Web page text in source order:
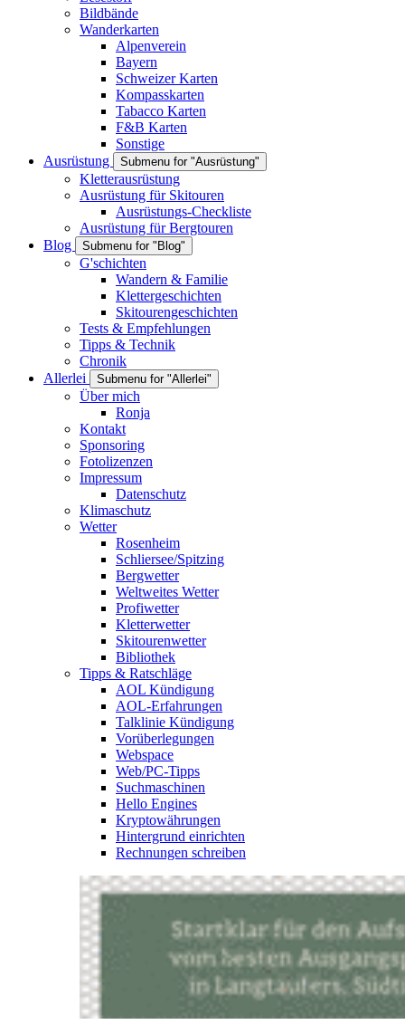
Bildbände
Wanderkarten
Alpenverein
Bayern
Schweizer Karten
Kompasskarten
Tabacco Karten
F&B Karten
Sonstige
Ausrüstung
Submenu for "Ausrüstung"
Kletterausrüstung
Ausrüstung für Skitouren
Ausrüstungs-Checkliste
Ausrüstung für Bergtouren
Blog
Submenu for "Blog"
G'schichten
Wandern & Familie
Klettergeschichten
Skitourengeschichten
Tests & Empfehlungen
Tipps & Technik
Chronik
Allerlei
Submenu for "Allerlei"
Über mich
Ronja
Kontakt
Sponsoring
Fotolizenzen
Impressum
Datenschutz
Klimaschutz
Wetter
Rosenheim
Schliersee/Spitzing
Bergwetter
Weltweites Wetter
Profiwetter
Kletterwetter
Skitourenwetter
Bibliothek
Tipps & Ratschläge
AOL Kündigung
AOL-Erfahrungen
Talklinie Kündigung
Vorüberlegungen
Webspace
Web/PC-Tipps
Suchmaschinen
Hello Engines
Kryptowährungen
Hintergrund einrichten
Rechnungen schreiben